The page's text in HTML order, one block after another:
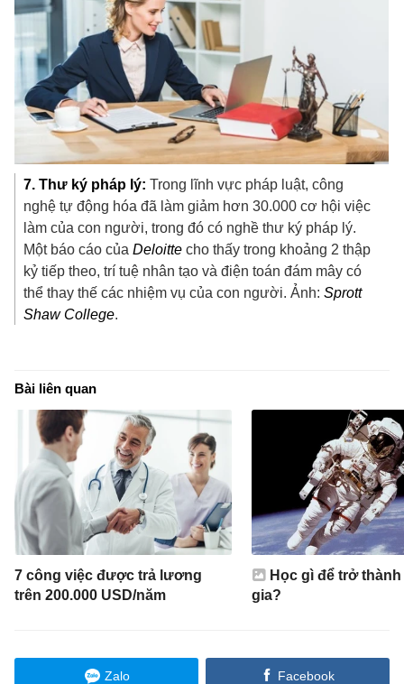
7. Thư ký pháp lý:Trong lĩnh vực pháp luật, công
nghệ tự động hóa đã làm giảm hơn 30.000 cơ hội việc
làm của con người, trong đó có nghề thư ký pháp lý.
Một báo cáo củaDeloittecho thấy trong khoảng 2 thập
kỷ tiếp theo, trí tuệ nhân tạo và điện toán đám mây có
thể thay thế các nhiệm vụ của con người. Ảnh:Sprott
Shaw College.
Bài liên quan
7 công việc được trả lương
trên 200.000 USD/năm
Học gì để trở
gia?
Zalo Facebook